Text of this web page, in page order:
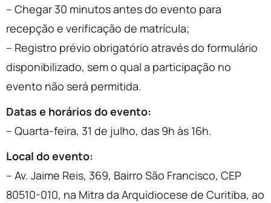
– Chegar 30 minutos antes do evento para
recepção e verificação de matrícula;
– Registro prévio obrigatório através do formulário
disponibilizado, sem o qual a participação no
evento não será permitida.
Datas e horários do evento:
– Quarta-feira, 31 de julho, das 9h às 16h.
Local do evento:
– Av. Jaime Reis, 369, Bairro São Francisco, CEP
80510-010, na Mitra da Arquidiocese de Curitiba, ao